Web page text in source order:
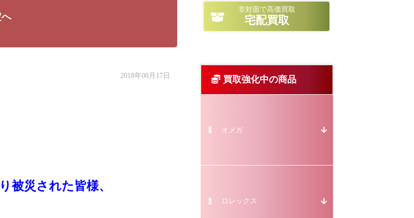
2018年08月17日
被災された皆様、
非対面で高価買取
宅配買取
買取強化中の商品
オメガ
ロレックス